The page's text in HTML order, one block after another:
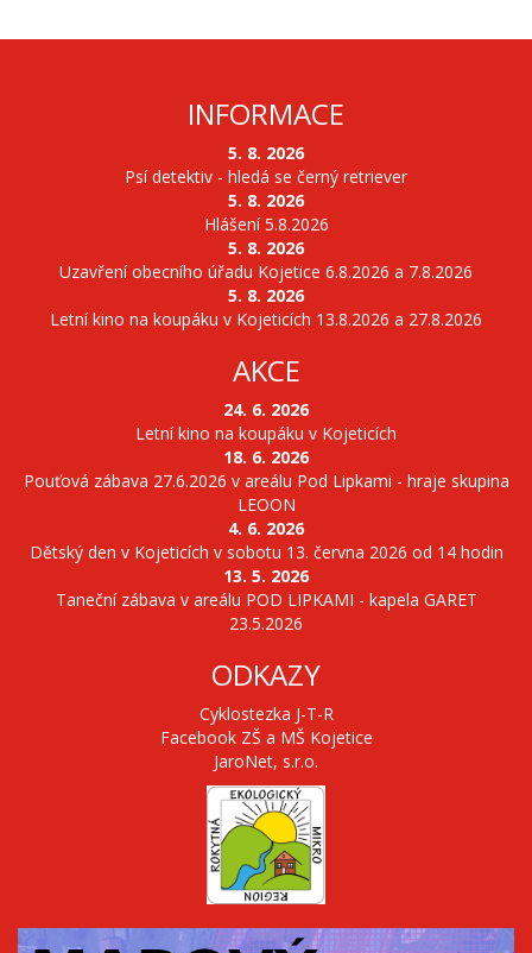
INFORMACE
5. 8. 2026
Psí detektiv - hledá se černý retriever
5. 8. 2026
Hlášení 5.8.2026
5. 8. 2026
Uzavření obecního úřadu Kojetice 6.8.2026 a 7.8.2026
5. 8. 2026
Letní kino na koupáku v Kojeticích 13.8.2026 a 27.8.2026
AKCE
24. 6. 2026
Letní kino na koupáku v Kojeticích
18. 6. 2026
Pouťová zábava 27.6.2026 v areálu Pod Lipkami - hraje skupina
LEOON
4. 6. 2026
Dětský den v Kojeticích v sobotu 13. června 2026 od 14 hodin
13. 5. 2026
Taneční zábava v areálu POD LIPKAMI - kapela GARET
23.5.2026
ODKAZY
Cyklostezka J-T-R
Facebook ZŠ a MŠ Kojetice
JaroNet, s.r.o.